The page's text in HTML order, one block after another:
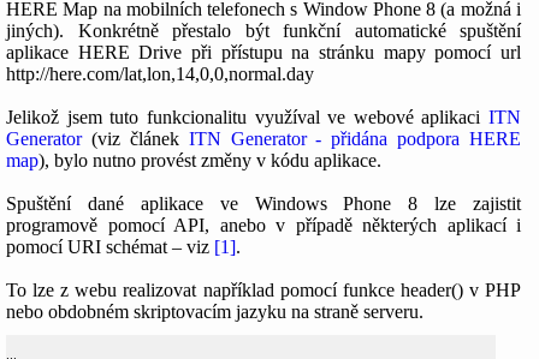
HERE Map na mobilních telefonech s Window Phone 8 (a možná i
jiných). Konkrétně přestalo být funkční automatické spuštění
aplikace HERE Drive při přístupu na stránku mapy pomocí url
http://here.com/lat,lon,14,0,0,normal.day
Jelikož jsem tuto funkcionalitu využíval ve webové aplikaci ITN
Generator(viz článek ITN Generator - přidána podpora HERE
map), bylo nutno provést změny v kódu aplikace.
Spuštění dané aplikace ve Windows Phone 8 lze zajistit
programově pomocí API, anebo v případě některých aplikací i
pomocí URI schémat – viz [1].
To lze z webu realizovat například pomocí funkce header() v PHP
nebo obdobném skriptovacím jazyku na straně serveru.